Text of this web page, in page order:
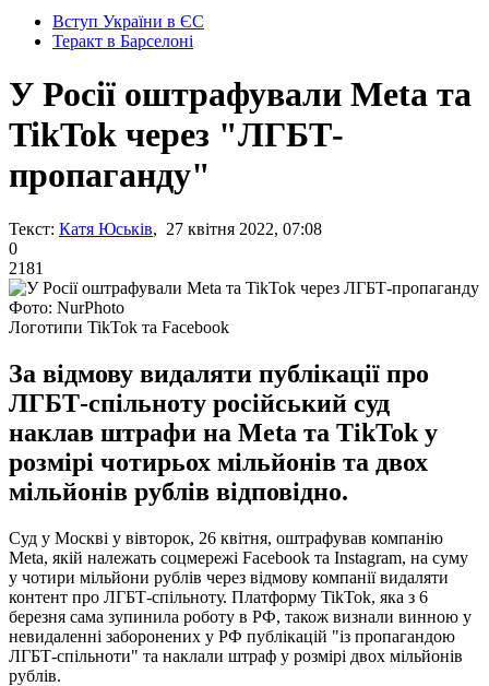
Вступ України в ЄС
Теракт в Барселоні
У Росії оштрафували Meta та
TikTok через "ЛГБТ-
пропаганду"
Текст: Катя Юськів, 27 квітня 2022, 07:08
0
2181
Фото: NurPhoto
Логотипи TikTok та Facebook
За відмову видаляти публікації про
ЛГБТ-спільноту російський суд
наклав штрафи на Meta та TikTok у
розмірі чотирьох мільйонів та двох
мільйонів рублів відповідно.
Суд у Москві у вівторок, 26 квітня, оштрафував компанію
Meta, якій належать соцмережі Facebook та Instagram, на суму
у чотири мільйони рублів через відмову компанії видаляти
контент про ЛГБТ-спільноту. Платформу TikTok, яка з 6
березня сама зупинила роботу в РФ, також визнали винною у
невидаленні заборонених у РФ публікацій "із пропагандою
ЛГБТ-спільноти" та наклали штраф у розмірі двох мільйонів
рублів.